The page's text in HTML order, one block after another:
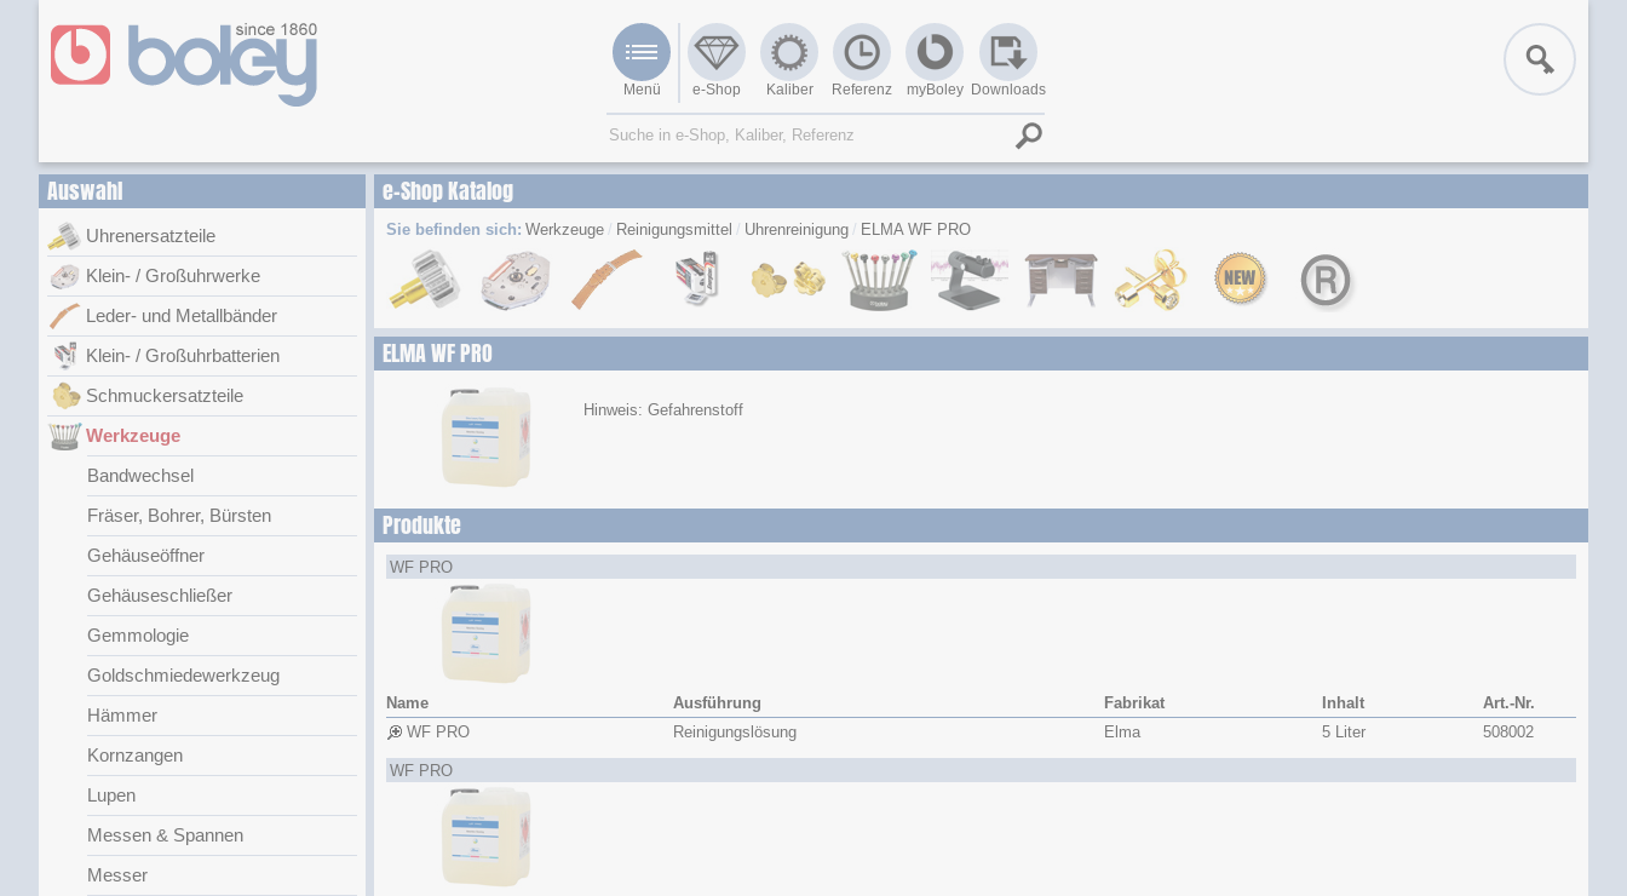
Menü e-Shop Kaliber Referenz myBoley Downloads
Auswahl
Uhrenersatzteile
Klein- / Großuhrwerke
Leder- und Metallbänder
Klein- / Großuhrbatterien
Schmuckersatzteile
Werkzeuge
Bandwechsel
Fräser, Bohrer, Bürsten
Gehäuseöffner
Gehäuseschließer
Gemmologie
Goldschmiedewerkzeug
Hämmer
Kornzangen
Lupen
Messen & Spannen
Messer
e-Shop Katalog
Sie befinden sich: Werkzeuge Reinigungsmittel Uhrenreinigung ELMA WF PRO
ELMA WF PRO
Hinweis: Gefahrenstoff
Produkte
WF PRO
Name Ausführung Fabrikat Inhalt
Art.-Nr.
WF PRO
Reinigungslösung Elma 5 Liter 508002
WF PRO